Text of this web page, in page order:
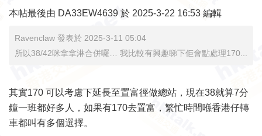
本帖最後由 DA33EW4639 於 2025-3-22 16:53 編輯
Ravenclaw 發表於 2025-3-11 05:04
所以38/42咪拿拿淋合併囉… 我比較有興趣睇下佢會點處理170...
其實170 可以考慮下延長至置富徑做總站，現在38就算7分
鐘一班都好多人，如果有170去置富，繁忙時間喺香港仔轉
車都叫有多個選擇。